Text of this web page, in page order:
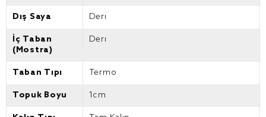
Dış Saya Deri
İç Taban
(Mostra)
Deri
Taban Tipi Termo
Topuk Boyu 1cm